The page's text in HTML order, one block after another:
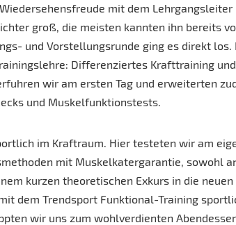
mit dem Lehrgangsleiter
groß, die meisten kannten ihn bereits
und Vorstellungsrunde ging es direkt los.
Differenziertes Krafttraining
wir am ersten Tag und erweiterten
und Muskelfunktionstests.
im Kraftraum. Hier testeten wir am
mit Muskelkatergarantie, sowohl
kurzen theoretischen Exkurs in die
dem Trendsport Funktional-Training
wir uns zum wohlverdienten